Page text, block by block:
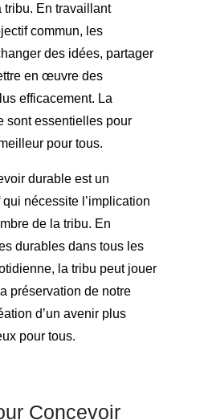
tribu. En travaillant
commun, les
des idées, partager
en œuvre des
efficacement. La
sont essentielles pour
pour tous.
durable est un
nécessite l’implication
de la tribu. En
durables dans tous les
la tribu peut jouer
préservation de notre
d’un avenir plus
pour tous.
Concevoir